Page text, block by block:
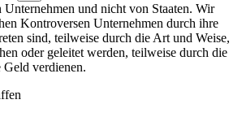
und nicht von Staaten. Wir
Kontroversen Unternehmen durch ihre
sind, teilweise durch die Art und Weise,
oder geleitet werden, teilweise durch die
verdienen.